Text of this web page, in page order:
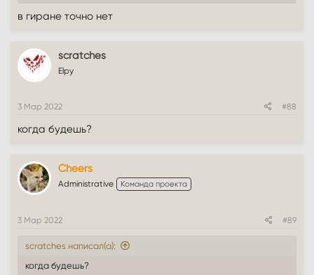
в гиране точно нет
scratches
Elpy
3 Мар 2022 #88
когда будешь?
Cheers
Administrative Команда проекта
3 Мар 2022 #89
scratches написал(а):
когда будешь?